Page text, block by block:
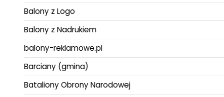
Balony z Logo
Balony z Nadrukiem
balony-reklamowe.pl
Barciany (gmina)
Bataliony Obrony Narodowej